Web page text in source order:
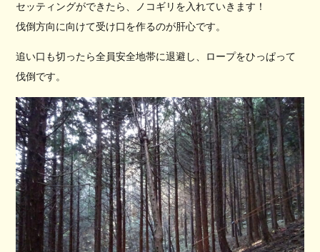
セッティングができたら、ノコギリを入れていきます！
伐倒方向に向けて受け口を作るのが肝心です。
追い口も切ったら全員安全地帯に退避し、ロープをひっぱって
伐倒です。